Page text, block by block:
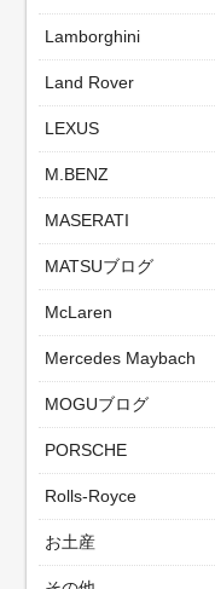
Lamborghini
Land Rover
LEXUS
M.BENZ
MASERATI
MATSUブログ
McLaren
Mercedes Maybach
MOGUブログ
PORSCHE
Rolls-Royce
お土産